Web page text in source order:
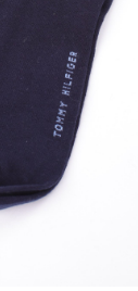
Lost password?